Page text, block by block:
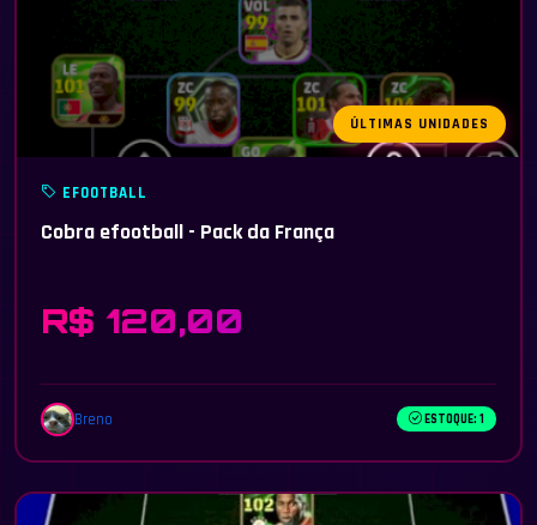
ÚLTIMAS UNIDADES
EFOOTBALL
Cobra efootball - Pack da França
R$ 120,00
Breno ESTOQUE: 1